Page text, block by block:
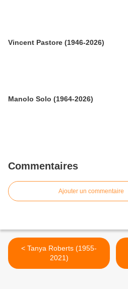
Vincent Pastore (1946-2026)
Manolo Solo (1964-2026)
Commentaires
Ajouter un commentaire
< Tanya Roberts (1955-
2021)